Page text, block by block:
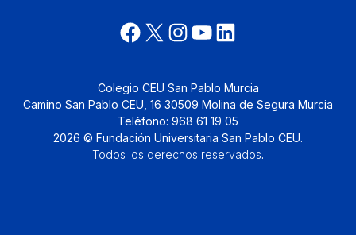
Colegio CEU San Pablo Murcia
Camino San Pablo CEU, 16 30509 Molina de Segura Murcia
Teléfono: 968 61 19 05
2026 © Fundación Universitaria San Pablo CEU.
Todos los derechos reservados.